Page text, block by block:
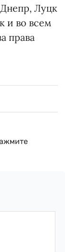
Луцк
и во всем
права